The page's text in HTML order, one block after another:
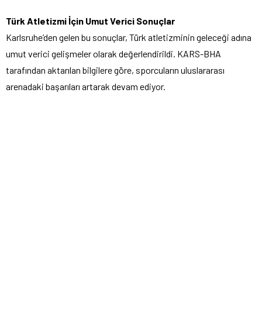
Türk Atletizmi İçin Umut Verici Sonuçlar
Karlsruhe’den gelen bu sonuçlar, Türk atletizminin geleceği adına
umut verici gelişmeler olarak değerlendirildi. KARS-BHA
tarafından aktarılan bilgilere göre, sporcuların uluslararası
arenadaki başarıları artarak devam ediyor.